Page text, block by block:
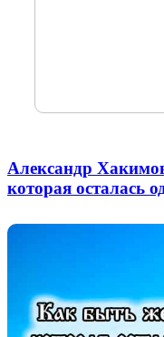
Александр
которая осталась